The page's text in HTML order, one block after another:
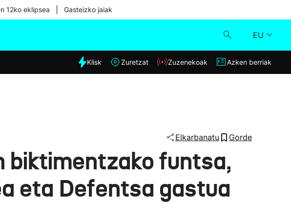
12ko eklipsea Gasteizko jaiak
EU
Eguraldia
Klisk
Azken berriak
Klisk Zuretzat Zuzenekoak Azken berriak
Elkarbanatu Gorde
biktimentzako funtsa,
eta Defentsa gastua